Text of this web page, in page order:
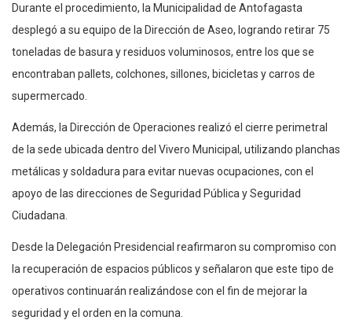
Durante el procedimiento, la Municipalidad de Antofagasta
desplegó a su equipo de la Dirección de Aseo, logrando retirar 75
toneladas de basura y residuos voluminosos, entre los que se
encontraban pallets, colchones, sillones, bicicletas y carros de
supermercado.
Además, la Dirección de Operaciones realizó el cierre perimetral
de la sede ubicada dentro del Vivero Municipal, utilizando planchas
metálicas y soldadura para evitar nuevas ocupaciones, con el
apoyo de las direcciones de Seguridad Pública y Seguridad
Ciudadana.
Desde la Delegación Presidencial reafirmaron su compromiso con
la recuperación de espacios públicos y señalaron que este tipo de
operativos continuarán realizándose con el fin de mejorar la
seguridad y el orden en la comuna.